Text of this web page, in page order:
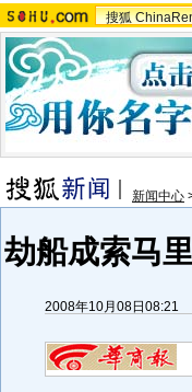
搜狐
新闻中心
劫船成索马
2008年10月08日08:21